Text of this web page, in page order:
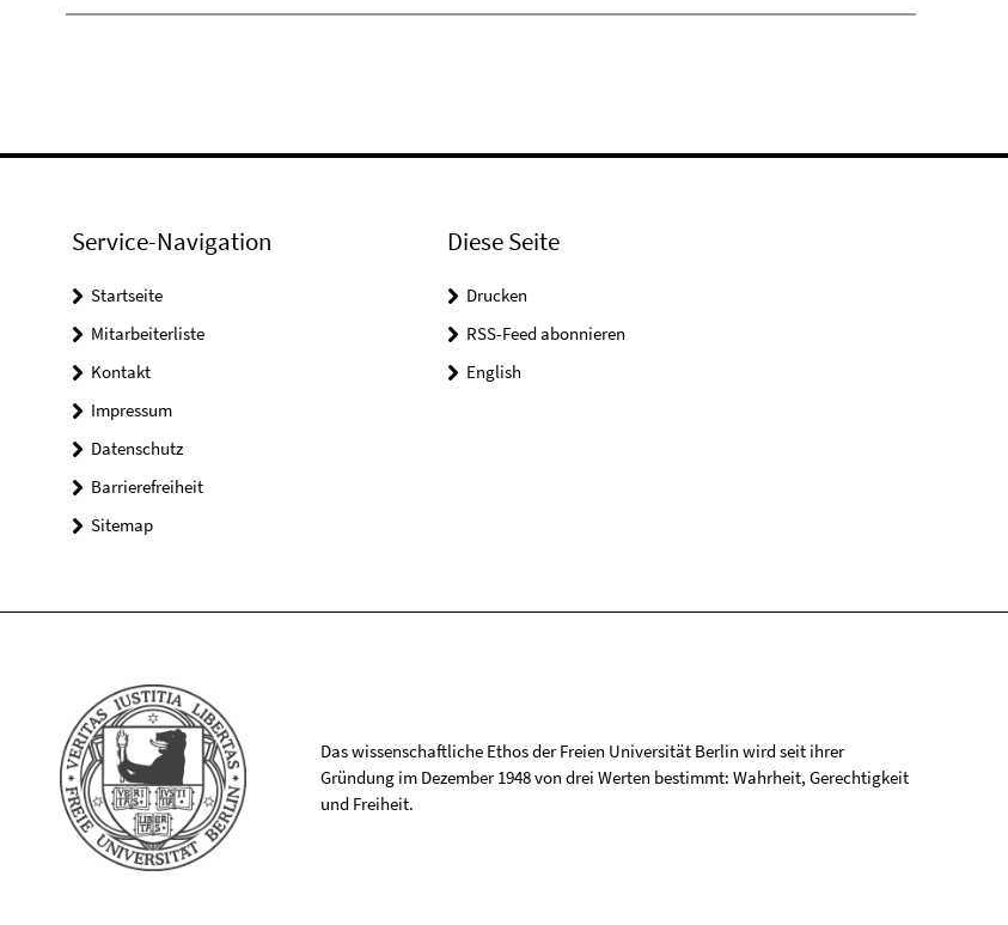
Service-Navigation
Startseite
Mitarbeiterliste
Kontakt
Impressum
Datenschutz
Barrierefreiheit
Sitemap
Diese Seite
Drucken
RSS-Feed abonnieren
English
Das wissenschaftliche Ethos der Freien Universität Berlin wird seit ihrer
Gründung im Dezember 1948 von drei Werten bestimmt: Wahrheit, Gerechtigkeit
und Freiheit.